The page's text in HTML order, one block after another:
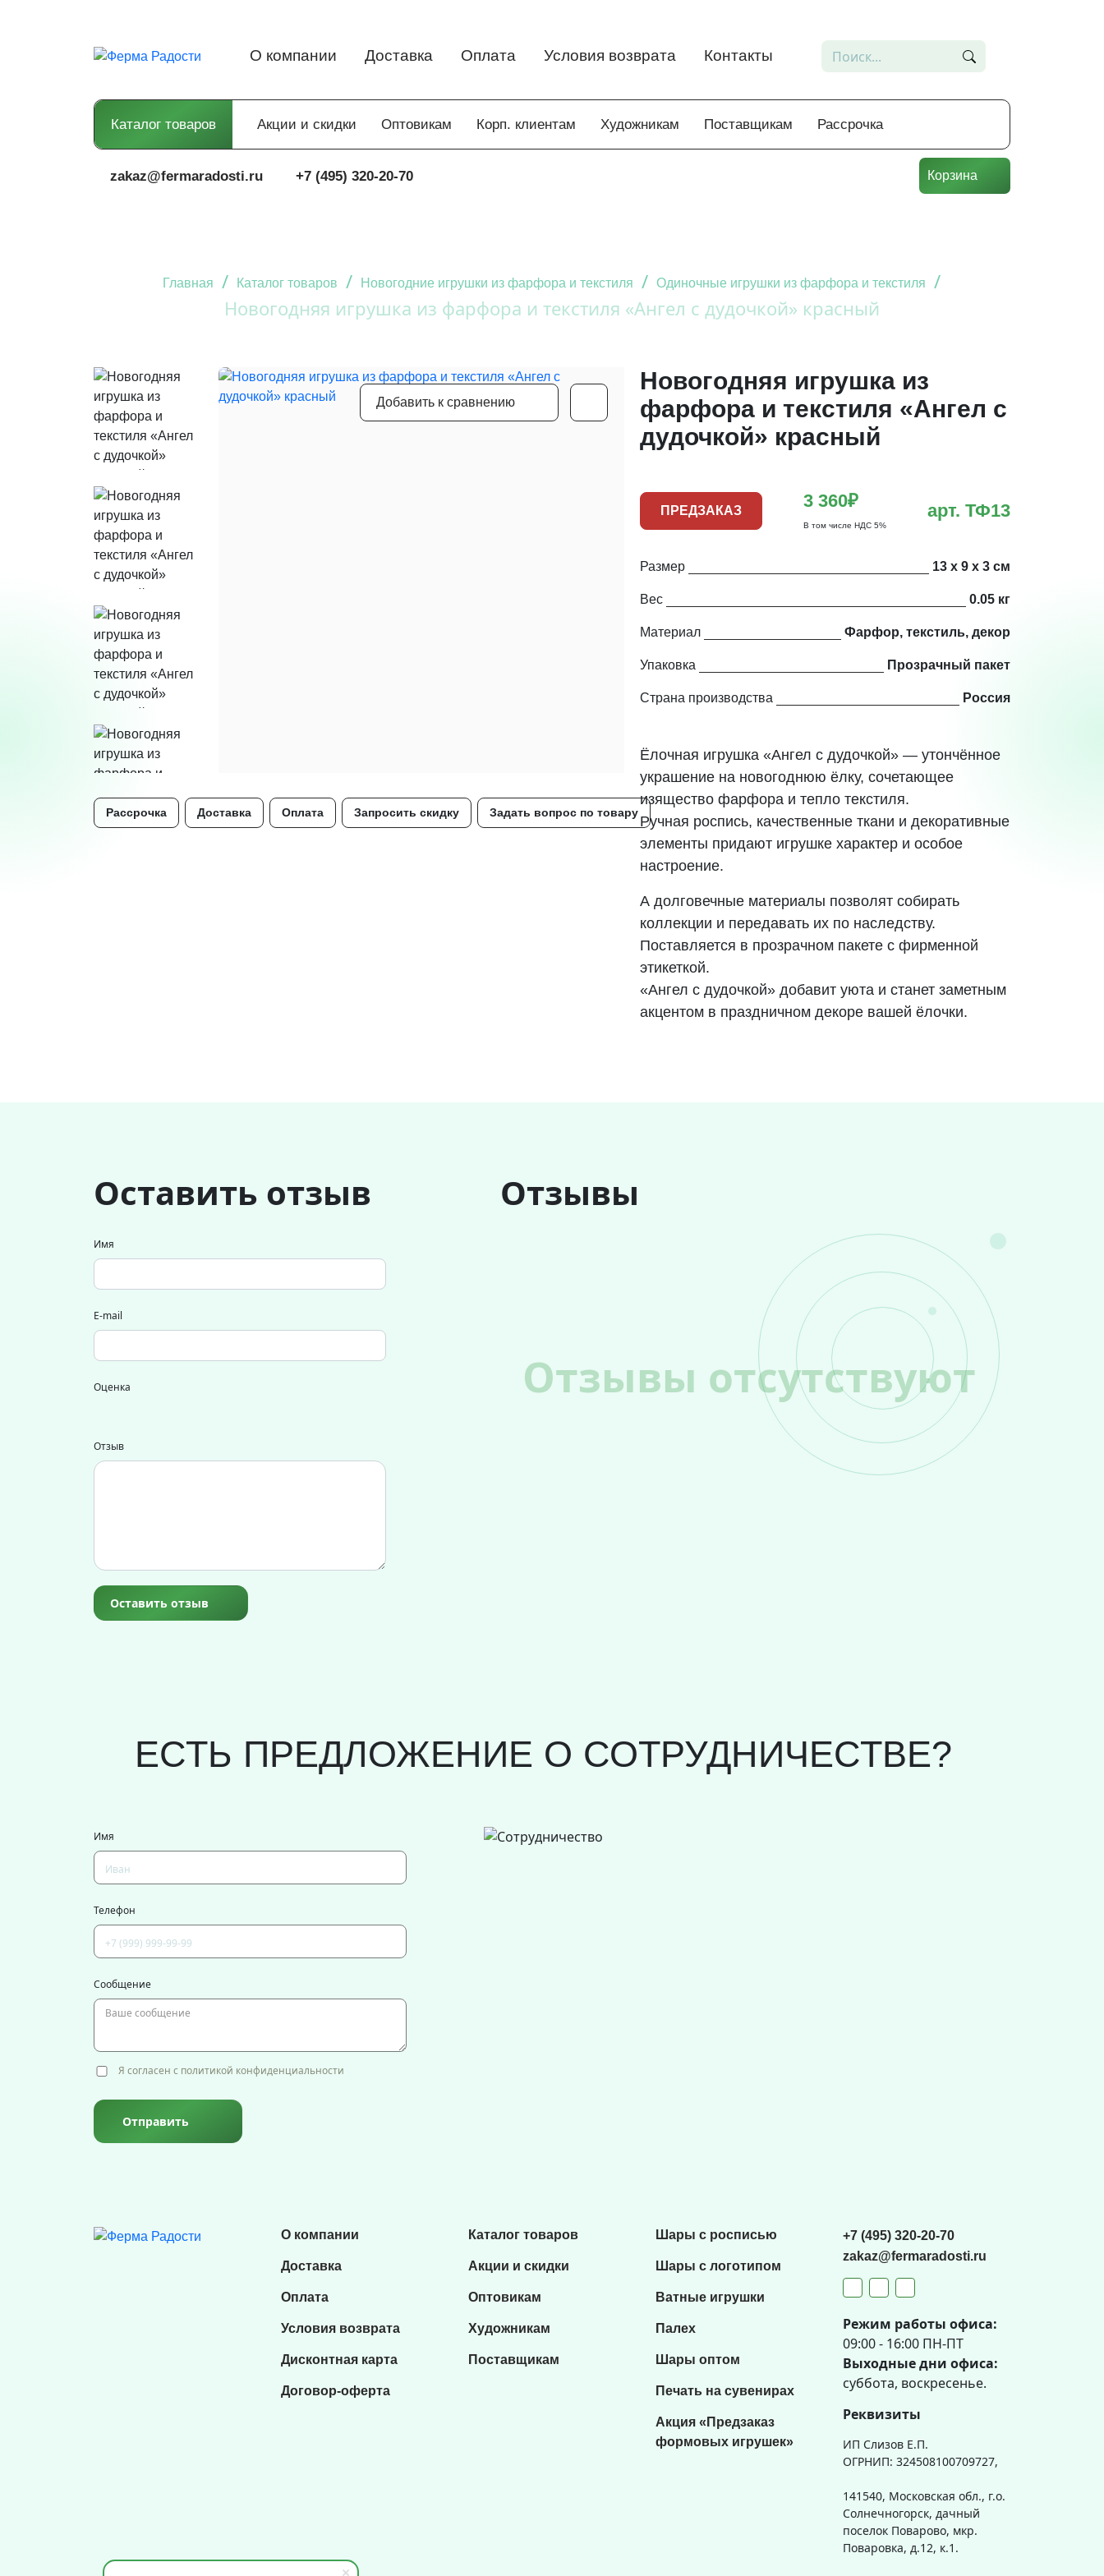
О компании Доставка Оплата Условия возврата Контакты
Каталог товаров Акции и скидки Оптовикам Корп. клиентам Художникам Поставщикам Рассрочка
zakaz@fermaradosti.ru +7 (495) 320-20-70 Корзина
Главная / Каталог товаров / Новогодние игрушки из фарфора и текстиля / Одиночные игрушки из фарфора и текстиля
/
Новогодняя игрушка из фарфора и текстиля «Ангел с дудочкой» красный
Добавить к сравнению
Рассрочка Доставка Оплата Запросить скидку Задать вопрос по товару
Новогодняя игрушка из
фарфора и текстиля «Ангел с
дудочкой» красный
ПРЕДЗАКАЗ 3 360₽
В том числе НДС 5%
арт. ТФ13
Размер 13 х 9 х 3 см
Вес 0.05 кг
Материал Фарфор, текстиль, декор
Упаковка Прозрачный пакет
Страна производства Россия
Ёлочная игрушка «Ангел с дудочкой» — утончённое
украшение на новогоднюю ёлку, сочетающее
изящество фарфора и тепло текстиля.
Ручная роспись, качественные ткани и декоративные
элементы придают игрушке характер и особое
настроение.
А долговечные материалы позволят собирать
коллекции и передавать их по наследству.
Поставляется в прозрачном пакете с фирменной
этикеткой.
«Ангел с дудочкой» добавит уюта и станет заметным
акцентом в праздничном декоре вашей ёлочки.
Оставить отзыв
Имя
E-mail
Оценка
Отзыв
Оставить отзыв
Отзывы
Отзывы отсутствуют
ЕСТЬ ПРЕДЛОЖЕНИЕ О СОТРУДНИЧЕСТВЕ?
Имя
Телефон
Сообщение
Я согласен с политикой конфиденциальности
Отправить
О компании
Доставка
Оплата
Условия возврата
Дисконтная карта
Договор-оферта
Каталог товаров
Акции и скидки
Оптовикам
Художникам
Поставщикам
Шары с росписью
Шары с логотипом
Ватные игрушки
Палех
Шары оптом
Печать на сувенирах
Акция «Предзаказ
формовых игрушек»
+7 (495) 320-20-70
zakaz@fermaradosti.ru
Режим работы офиса:
09:00 - 16:00 ПН-ПТ
Выходные дни офиса:
суббота, воскресенье.
Реквизиты
ИП Слизов Е.П.
ОГРНИП: 324508100709727,
141540, Московская обл., г.о.
Солнечногорск, дачный
поселок Поварово, мкр.
Поваровка, д.12, к.1.